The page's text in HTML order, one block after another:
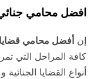
افضل محامي
إن أفضل محامي
كافة المراحل التي تمر
أنواع القضايا الجنائية